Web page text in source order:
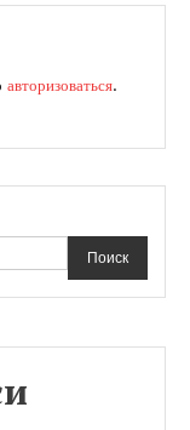
авторизоваться.
Поиск